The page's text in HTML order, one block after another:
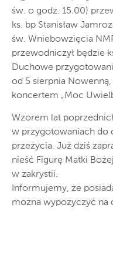
św. o godz. 15.00)
ks. bp Stanisław
św. Wniebowzięcia
przewodniczył będzie
Duchowe
od 5 sierpnia
koncertem „Moc
Wzorem lat
w przygotowaniach do
przeżycia. Już dziś
nieść Figurę Matki
w zakrystii.
Informujemy, że
można wypożyczyć na